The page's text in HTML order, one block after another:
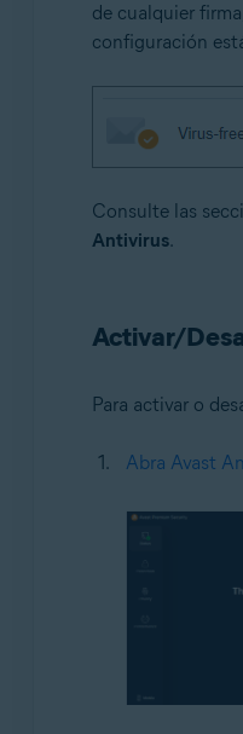
Avast
Avast Free
Microsoft
Microsoft
Microsoft
Microsoft
de cualquier
configuración
Consulte las
Antivirus.
Activar/
Para activar o
Abra Avast